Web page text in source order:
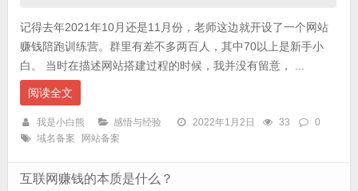
记得去年2021年10月还是11月份，老师这边就开设了一个网站
赚钱陪跑训练营。群里有差不多两百人，其中70以上是新手小
白。 当时在描述网站搭建过程的时候，我并没有留意， ...
阅读全文
我是小白熊 感悟与经验 2022年1月2日 33
0
域名备案
网站备案
互联网赚钱的本质是什么？